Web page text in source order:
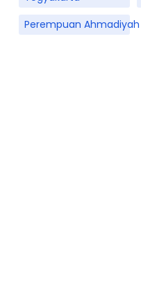
Perempuan Ahmadiyah